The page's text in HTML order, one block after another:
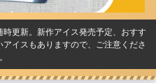
更新。新作アイス発売予定、おすす
イスもありますので、ご注意くださ